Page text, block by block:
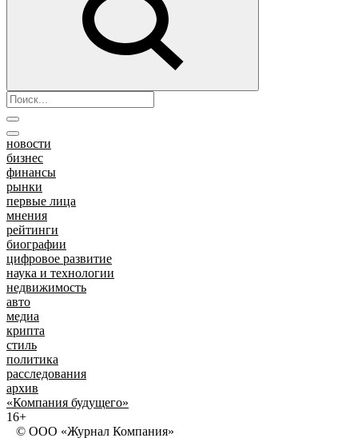
новости
бизнес
финансы
рынки
первые лица
мнения
рейтинги
биографии
цифровое развитие
наука и технологии
недвижимость
авто
медиа
крипта
стиль
политика
расследования
архив
«Компания будущего»
16+
© ООО «Журнал Компания»